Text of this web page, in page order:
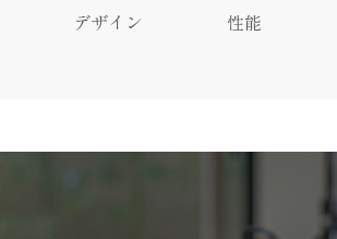
デザイン 性能